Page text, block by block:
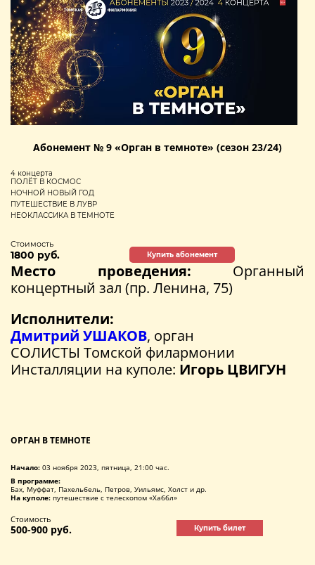
Абонемент № 9 «Орган в темноте» (сезон 23/24)
4 концерта
ПОЛЁТ В КОСМОС
НОЧНОЙ НОВЫЙ ГОД
ПУТЕШЕСТВИЕ В ЛУВР
НЕОКЛАССИКА В ТЕМНОТЕ
Стоимость
1800 руб. Купить абонемент
Место проведения: Органный
концертный зал (пр. Ленина, 75)
Исполнители:
Дмитрий УШАКОВ, орган
СОЛИСТЫ Томской филармонии
Инсталляции на куполе: Игорь ЦВИГУН
ОРГАН В ТЕМНОТЕ
Начало: 03 ноября 2023, пятница, 21:00 час.
В программе:
Бах, Муффат, Пахельбель, Петров, Уильямс, Холст и др.
На куполе: путешествие с телескопом «Хаббл»
Стоимость
500-900 руб. Купить билет